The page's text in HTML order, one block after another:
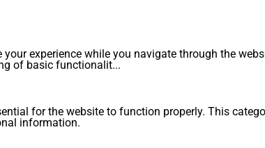
experience while you navigate through the
of basic functionalit...
for the website to function properly. This
information.